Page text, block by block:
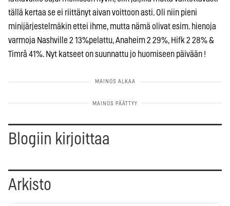
tällä kertaa se ei riittänyt aivan voittoon asti. Oli niin pieni
minijärjestelmäkin ettei ihme, mutta nämä olivat esim. hienoja
varmoja Nashville 2 13%pelattu, Anaheim 2 29%, Hifk 2 28% &
Timrå 41%. Nyt katseet on suunnattu jo huomiseen päivään !
Blogiin kirjoittaa
Arkisto